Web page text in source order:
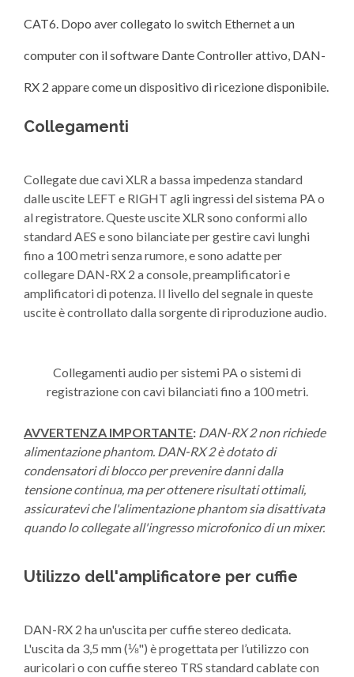
CAT6. Dopo aver collegato lo switch Ethernet a un
computer con il software Dante Controller attivo, DAN-
RX 2 appare come un dispositivo di ricezione disponibile.
Collegamenti
Collegate due cavi XLR a bassa impedenza standard
dalle uscite LEFT e RIGHT agli ingressi del sistema PA o
al registratore. Queste uscite XLR sono conformi allo
standard AES e sono bilanciate per gestire cavi lunghi
fino a 100 metri senza rumore, e sono adatte per
collegare DAN-RX 2 a console, preamplificatori e
amplificatori di potenza. Il livello del segnale in queste
uscite è controllato dalla sorgente di riproduzione audio.
Collegamenti audio per sistemi PA o sistemi di
registrazione con cavi bilanciati fino a 100 metri.
AVVERTENZA IMPORTANTE: DAN-RX 2 non richiede
alimentazione phantom. DAN-RX 2 è dotato di
condensatori di blocco per prevenire danni dalla
tensione continua, ma per ottenere risultati ottimali,
assicuratevi che l'alimentazione phantom sia disattivata
quando lo collegate all'ingresso microfonico di un mixer.
Utilizzo dell'amplificatore per cuffie
DAN-RX 2 ha un'uscita per cuffie stereo dedicata.
L'uscita da 3,5 mm (⅛") è progettata per l’utilizzo con
auricolari o con cuffie stereo TRS standard cablate con